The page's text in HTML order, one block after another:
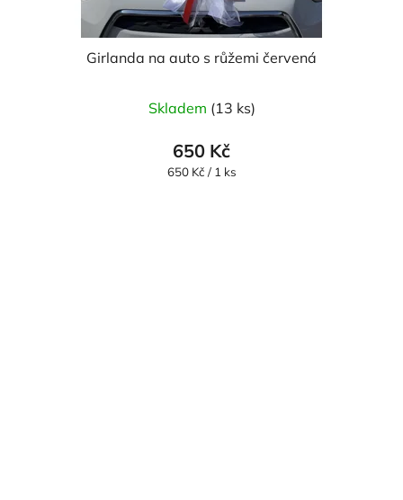
Girlanda na auto s růžemi červená
Skladem (13 ks)
650 Kč
Měrná
650 Kč / 1 ks